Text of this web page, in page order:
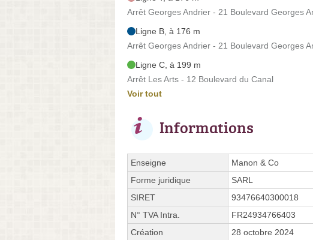
Arrêt Georges Andrier - 21 Boulevard Georges
Ligne B, à 176 m
Arrêt Georges Andrier - 21 Boulevard Georges
Ligne C, à 199 m
Arrêt Les Arts - 12 Boulevard du Canal
Voir tout
Informations
Enseigne
Manon & Co
Forme juridique
SARL
SIRET
93476640300018
N° TVA Intra.
FR24934766403
Création
28 octobre 2024